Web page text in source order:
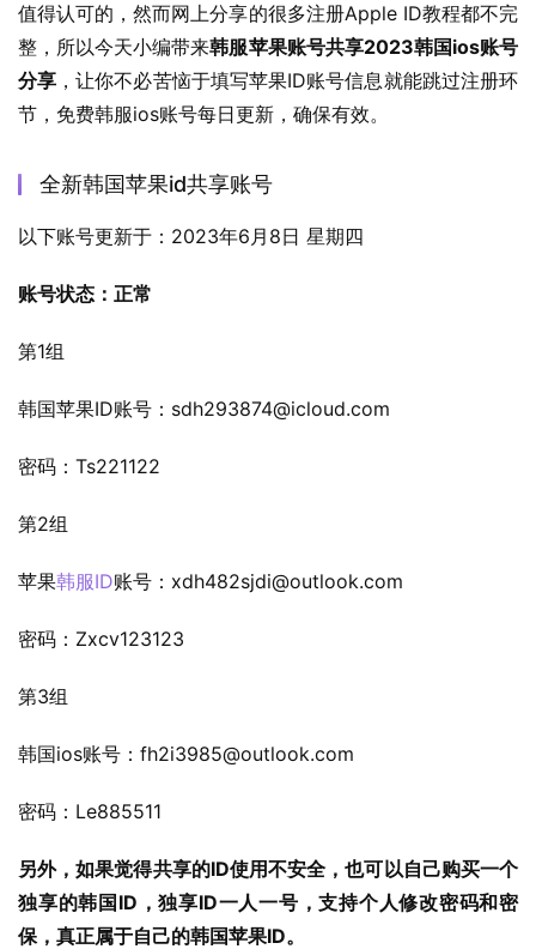
值得认可的，然而网上分享的很多注册Apple ID教程都不完
整，所以今天小编带来韩服苹果账号共享2023韩国ios账号
分享 ，让你不必苦恼于填写苹果ID账号信息就能跳过注册环
节，免费韩服ios账号每日更新，确保有效。
全新韩国苹果id共享账号
以下账号更新于：2023年6月8日 星期四
账号状态：正常
第1组
韩国苹果ID账号： sdh293874@icloud.com
密码：Ts221122
第2组
苹果韩服ID账号： xdh482sjdi@outlook.com
密码：Zxcv123123
第3组
韩国ios账号： fh2i3985@outlook.com
密码：Le885511
另外，如果觉得共享的ID使用不安全，也可以自己购买一个
独享的韩国ID，独享ID一人一号，支持个人修改密码和密
保，真正属于自己的韩国苹果ID。